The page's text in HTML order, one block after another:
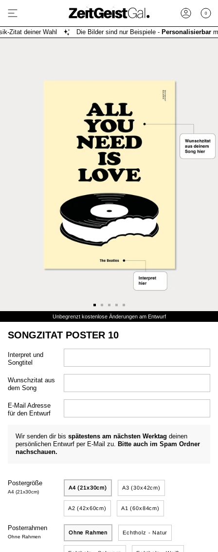
Inhalt
springen
Konto
0
deiner Wahl Die Bilder sind nur Beispiele - Personalisierbarmit
Unbegrenzt kostenlose Änderungen am Entwurf
SONGZITAT POSTER 10
Interpret und
Songtitel
Wunschzitat aus
dem Song
E-Mail Adresse
für den Entwurf
Wir senden dir bis spätestens am nächsten Werktag deinen
persönlichen Entwurf per E-Mail zu. Bitte auch im Spam Ordner
nachschauen.
Postergröße
A4 (21x30cm)
A4 (21x30cm) A3 (30x42cm)
A2 (42x60cm) A1 (60x84cm)
Posterrahmen
Ohne Rahmen
Ohne Rahmen Echtholz - Natur